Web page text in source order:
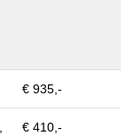
€ 935,-
€ 410,-